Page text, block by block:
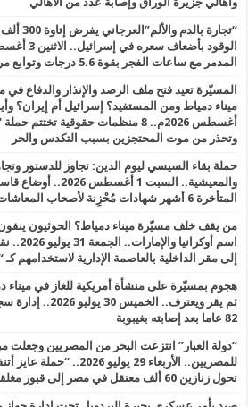
“تجارة
المدمر مع ساعات الفجر بقوة 5.6 درجات وتوابع مرعبة تهز المحافظات
وتحذر من موت المحتجزين بسبب التكدس والحر
حملة بقاء السيسي ليوم الدين: تجاوز للدستور
والمعيشية.. السبت 1
المتأخرة 6 أشهر شهادات مُحْزِنة لأصحاب المعاشات والعيش على الكفاف
من يقف خلف مسيّرة ميناء دمياط؟ الحوثيون ينفون
اسم
إلى مقر الداخلية بالعاصمة الإدارية لاستخدامهم
هجوم بمسيّرة على منشأة أمريكية للغاز في ميناء
ثم يقر ويعترف..
82 عاما بعد إصابته بغيبوبة
“دولة العبار” انتزعت البحر من المصريين وجعلت
تحول زنازين 60 ألف معتقل في مصر إلى قبور مغلقة